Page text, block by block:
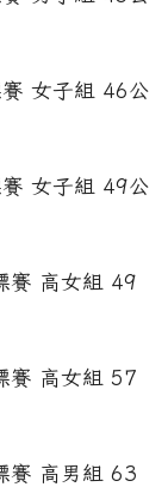
女子組 46公
女子組 49公
賽 高女組 49
賽 高女組 57
賽 高男組 63